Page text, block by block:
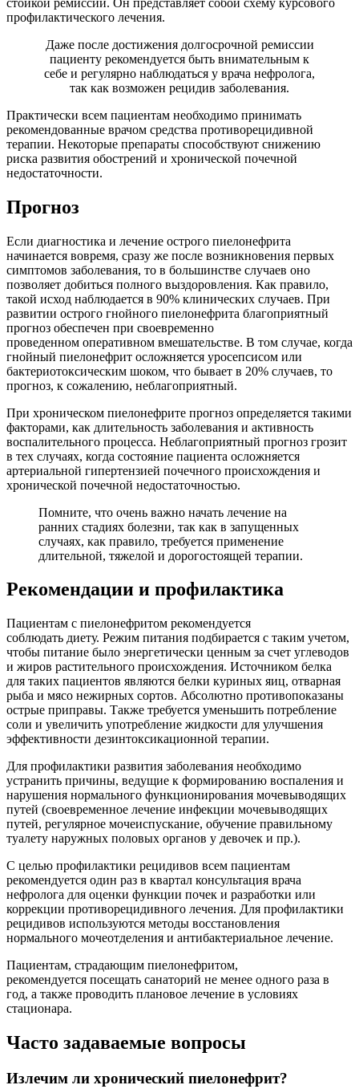
профилактического лечения.
Даже после достижения долгосрочной ремиссии
пациенту рекомендуется быть внимательным к
себе и регулярно наблюдаться у врача нефролога,
так как возможен рецидив заболевания.
Практически всем пациентам необходимо принимать
рекомендованные врачом средства противорецидивной
терапии. Некоторые препараты способствуют снижению
риска развития обострений и хронической почечной
недостаточности.
Прогноз
Если диагностика и лечение острого пиелонефрита
начинается вовремя, сразу же после возникновения первых
симптомов заболевания, то в большинстве случаев оно
позволяет добиться полного выздоровления. Как правило,
такой исход наблюдается в 90% клинических случаев. При
развитии острого гнойного пиелонефрита благоприятный
прогноз обеспечен при своевременно
проведенном оперативном вмешательстве. В том случае, когда
гнойный пиелонефрит осложняется уросепсисом или
бактериотоксическим шоком, что бывает в 20% случаев, то
прогноз, к сожалению, неблагоприятный.
При хроническом пиелонефрите прогноз определяется такими
факторами, как длительность заболевания и активность
воспалительного процесса. Неблагоприятный прогноз грозит
в тех случаях, когда состояние пациента осложняется
артериальной гипертензией почечного происхождения и
хронической почечной недостаточностью.
Помните, что очень важно начать лечение на
ранних стадиях болезни, так как в запущенных
случаях, как правило, требуется применение
длительной, тяжелой и дорогостоящей терапии.
Рекомендации и профилактика
Пациентам с пиелонефритом рекомендуется
соблюдать диету. Режим питания подбирается с таким учетом,
чтобы питание было энергетически ценным за счет углеводов
и жиров растительного происхождения. Источником белка
для таких пациентов являются белки куриных яиц, отварная
рыба и мясо нежирных сортов. Абсолютно противопоказаны
острые приправы. Также требуется уменьшить потребление
соли и увеличить употребление жидкости для улучшения
эффективности дезинтоксикационной терапии.
Для профилактики развития заболевания необходимо
устранить причины, ведущие к формированию воспаления и
нарушения нормального функционирования мочевыводящих
путей (своевременное лечение инфекции мочевыводящих
путей, регулярное мочеиспускание, обучение правильному
туалету наружных половых органов у девочек и пр.).
С целью профилактики рецидивов всем пациентам
рекомендуется один раз в квартал консультация врача
нефролога для оценки функции почек и разработки или
коррекции противорецидивного лечения. Для профилактики
рецидивов используются методы восстановления
нормального мочеотделения и антибактериальное лечение.
Пациентам, страдающим пиелонефритом,
рекомендуется посещать санаторий не менее одного раза в
год, а также проводить плановое лечение в условиях
стационара.
Часто задаваемые вопросы
Излечим ли хронический пиелонефрит?